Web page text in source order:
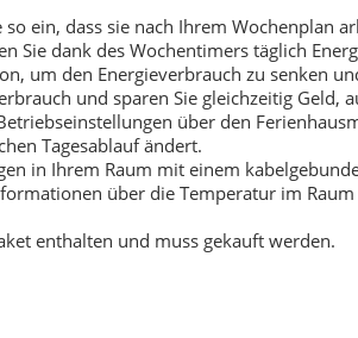
so ein, dass sie nach Ihrem
Sie dank des Wochentimers täglich
um den Energieverbrauch zu senken
und sparen Sie gleichzeitig
über den
Tagesablauf ändert.
in Ihrem Raum mit einem
über die Temperatur im
enthalten und muss gekauft werden.